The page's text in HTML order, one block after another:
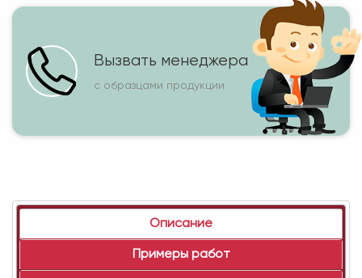
Вызвать менеджера
с образцами продукции
Описание
Примеры работ